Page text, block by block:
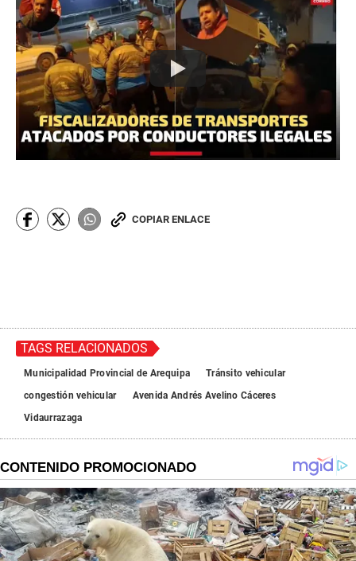
COPIAR ENLACE
TAGS RELACIONADOS
Municipalidad Provincial de Arequipa
Tránsito vehicular
congestión vehicular
Avenida Andrés Avelino Cáceres
Vidaurrazaga